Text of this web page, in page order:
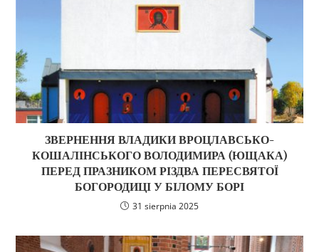
ЗВЕРНЕННЯ ВЛАДИКИ ВРОЦЛАВСЬКО-
КОШАЛІНСЬКОГО ВОЛОДИМИРА (ЮЩАКА)
ПЕРЕД ПРАЗНИКОМ РІЗДВА ПЕРЕСВЯТОЇ
БОГОРОДИЦІ У БІЛОМУ БОРІ
31 sierpnia 2025